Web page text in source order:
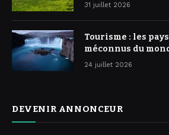
31 juillet 2026
Tourisme : les
méconnus du
24 juillet 2026
DEVENIR ANNONCEUR